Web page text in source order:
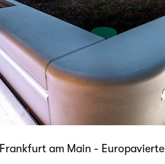
Frankfurt am Main - Europaviertel